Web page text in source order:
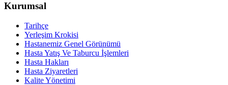
Kurumsal
Tarihçe
Yerleşim Krokisi
Hastanemiz Genel Görünümü
Hasta Yatış Ve Taburcu İşlemleri
Hasta Hakları
Hasta Ziyaretleri
Kalite Yönetimi